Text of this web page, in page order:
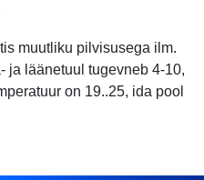
muutliku pilvisusega ilm.
ja läänetuul tugevneb 4-10,
on 19..25, ida pool